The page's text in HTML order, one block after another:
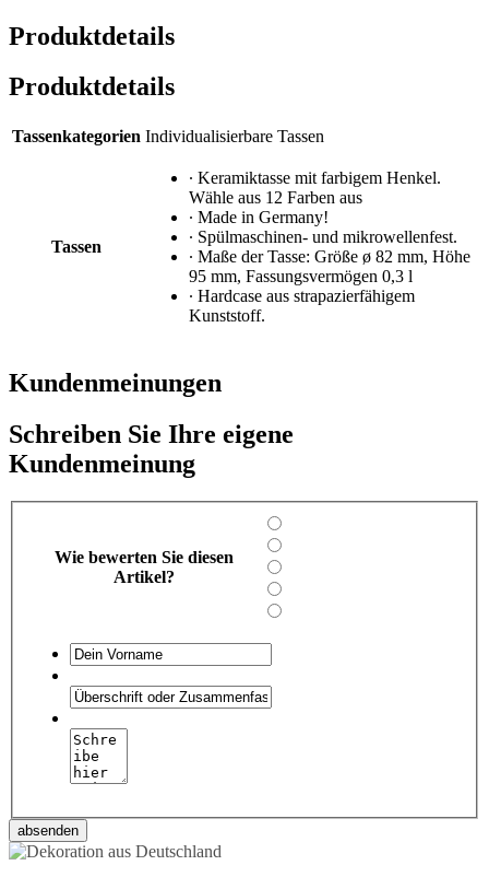
Produktdetails
Produktdetails
Tassenkategorien Individualisierbare Tassen
Tassen
∙ Keramiktasse mit farbigem Henkel.
Wähle aus 12 Farben aus
∙ Made in Germany!
∙ Spülmaschinen- und mikrowellenfest.
∙ Maße der Tasse: Größe ø 82 mm, Höhe
95 mm, Fassungsvermögen 0,3 l
∙ Hardcase aus strapazierfähigem
Kunststoff.
Kundenmeinungen
Schreiben Sie Ihre eigene
Kundenmeinung
Wie bewerten Sie diesen
Artikel?
absenden